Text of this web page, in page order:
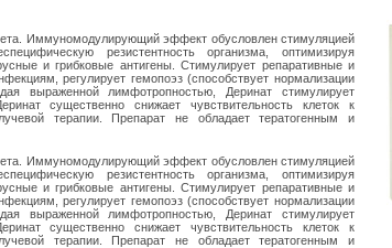
Иммуномодулирующий эффект обусловлен стимуляцией
резистентность организма, оптимизируя
и грибковые антигены. Стимулирует репаративные и
регулирует гемопоэз (способствует нормализации
выраженной лимфотропностью, Деринат стимулирует
существенно снижает чувствительность клеток к
терапии. Препарат не обладает тератогенным и
Иммуномодулирующий эффект обусловлен стимуляцией
резистентность организма, оптимизируя
и грибковые антигены. Стимулирует репаративные и
регулирует гемопоэз (способствует нормализации
выраженной лимфотропностью, Деринат стимулирует
существенно снижает чувствительность клеток к
терапии. Препарат не обладает тератогенным и